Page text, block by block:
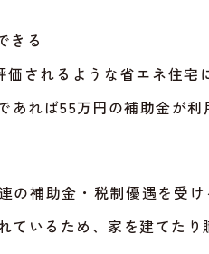
きる
価されるような省エネ住
あれば55万円の補助金が
の補助金・税制優遇を受
ているため、家を建てた